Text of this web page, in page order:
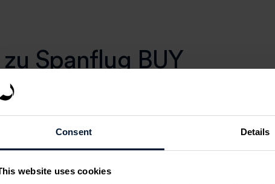
Consent Details
website uses cookies
Spanflug BUY